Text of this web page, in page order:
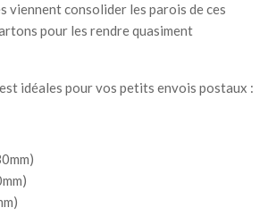
viennent consolider les parois de ces
pour les rendre quasiment
idéales pour vos petits envois postaux :